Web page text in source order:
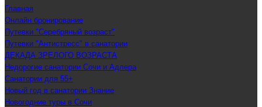
Главная
Онлайн бронирование
Путевки "Серебряный возраст"
Путевки "Антистресс" в санатории
ДЕКАДА ЗРЕЛОГО ВОЗРАСТА
Недорогие санатории Сочи и Адлера
Санатории для 55+
Новый год в санатории Знание
Новогодние туры в Сочи